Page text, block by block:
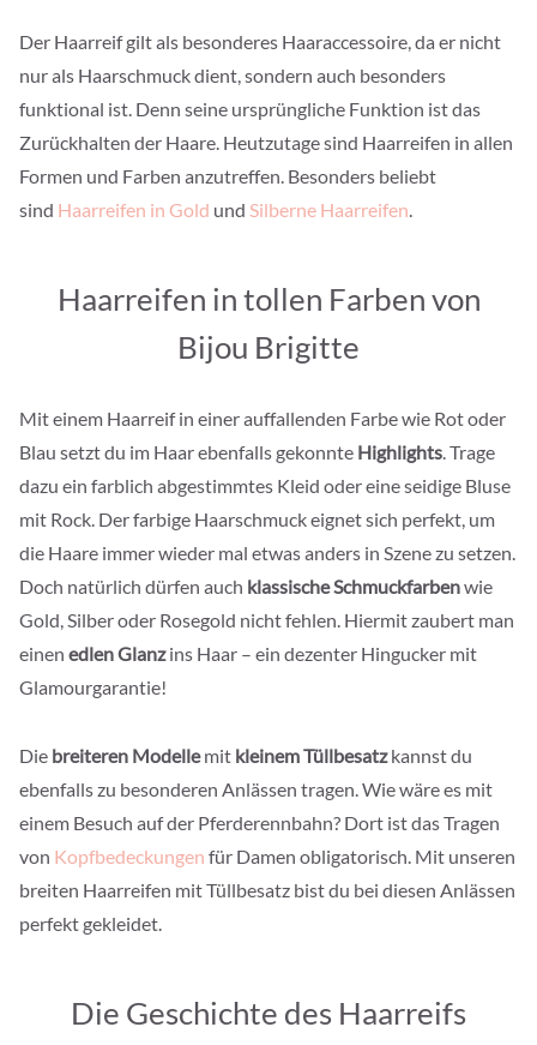
Der Haarreif gilt als besonderes Haaraccessoire, da er nicht
nur als Haarschmuck dient, sondern auch besonders
funktional ist. Denn seine ursprüngliche Funktion ist das
Zurückhalten der Haare. Heutzutage sind Haarreifen in allen
Formen und Farben anzutreffen. Besonders beliebt
sind Haarreifen in Gold und Silberne Haarreifen.
Haarreifen in tollen Farben von
Bijou Brigitte
Mit einem Haarreif in einer auffallenden Farbe wie Rot oder
Blau setzt du im Haar ebenfalls gekonnte Highlights. Trage
dazu ein farblich abgestimmtes Kleid oder eine seidige Bluse
mit Rock. Der farbige Haarschmuck eignet sich perfekt, um
die Haare immer wieder mal etwas anders in Szene zu setzen.
Doch natürlich dürfen auch klassische Schmuckfarbenwie
Gold, Silber oder Rosegold nicht fehlen. Hiermit zaubert man
einen edlen Glanzins Haar – ein dezenter Hingucker mit
Glamourgarantie!
Die breiteren Modellemit kleinem Tüllbesatzkannst du
ebenfalls zu besonderen Anlässen tragen. Wie wäre es mit
einem Besuch auf der Pferderennbahn? Dort ist das Tragen
von Kopfbedeckungen für Damen obligatorisch. Mit unseren
breiten Haarreifen mit Tüllbesatz bist du bei diesen Anlässen
perfekt gekleidet.
Die Geschichte des Haarreifs